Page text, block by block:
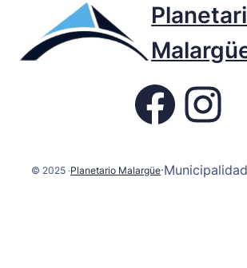
Fb page Planetario Instagram
© 2025 ·Planetario Malargüe·